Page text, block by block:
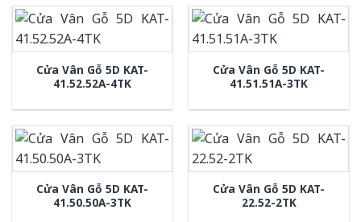
Cửa Vân Gỗ 5D KAT-
41.52.52A-4TK
Cửa Vân Gỗ 5D KAT-
41.51.51A-3TK
Cửa Vân Gỗ 5D KAT-
41.50.50A-3TK
Cửa Vân Gỗ 5D KAT-
22.52-2TK